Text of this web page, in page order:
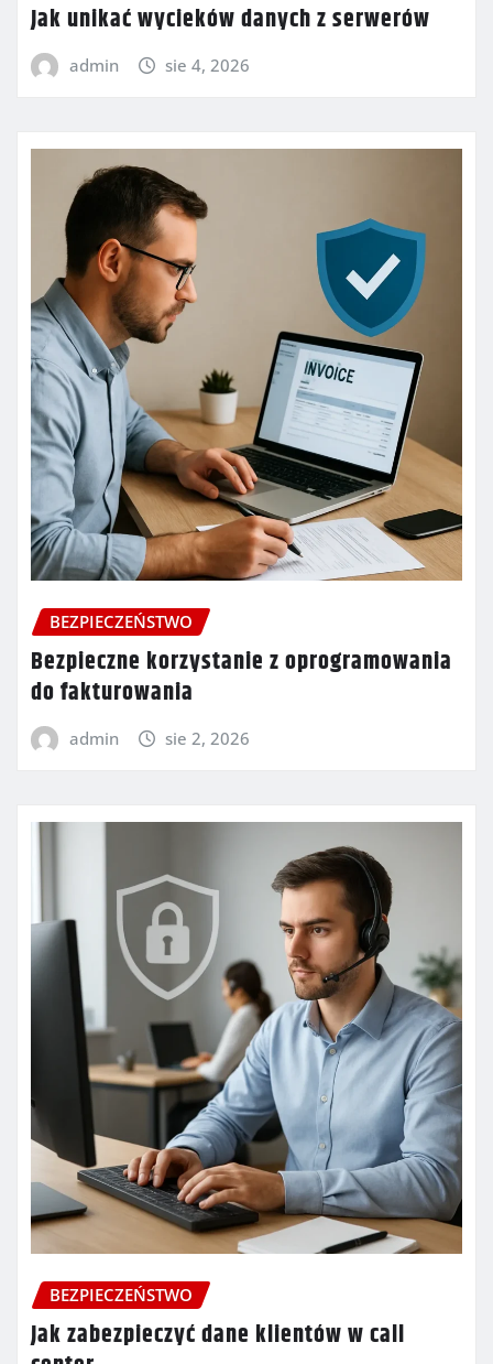
Jak unikać wycieków danych z serwerów
admin sie 4, 2026
BEZPIECZEŃSTWO
Bezpieczne korzystanie z oprogramowania
do fakturowania
admin sie 2, 2026
BEZPIECZEŃSTWO
Jak zabezpieczyć dane klientów w call